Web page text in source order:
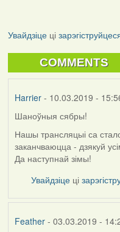
Увайдзіцеці
COMMENTS
Harrier- 10.03.2019 -
Шаноўныя сябры!
Нашы трансляцыі са
заканчваюцца - дзякуй
Да наступнай зімы!
Увайдзіце ці
Feather- 03.03.2019 -